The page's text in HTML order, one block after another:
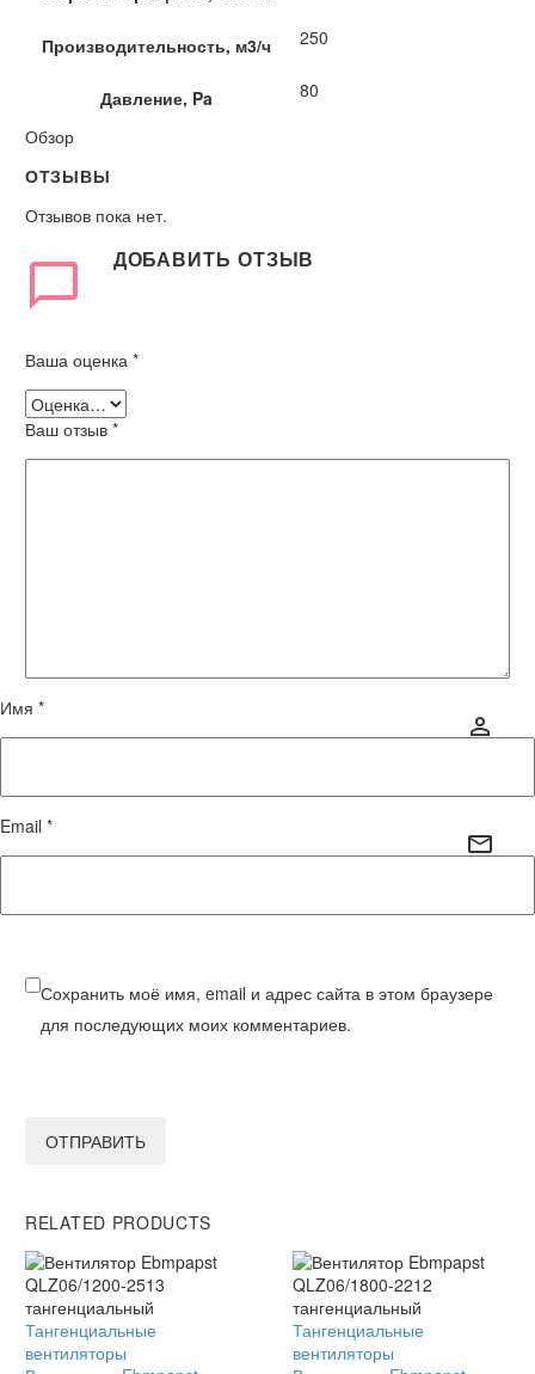
Производительность, м3/ч 250
Давление, Pa
80
Обзор
ОТЗЫВЫ
Отзывов пока нет.
ДОБАВИТЬ ОТЗЫВ
Ваша оценка *
Ваш отзыв *
Имя *
Email *
Сохранить моё имя, email и адрес сайта в этом браузере
для последующих моих комментариев.
ОТПРАВИТЬ
RELATED PRODUCTS
Вентилятор
Ebmpapst
Тангенциальные
вентиляторы
Вентилятор
Ebmpapst
Тангенциальные
вентиляторы